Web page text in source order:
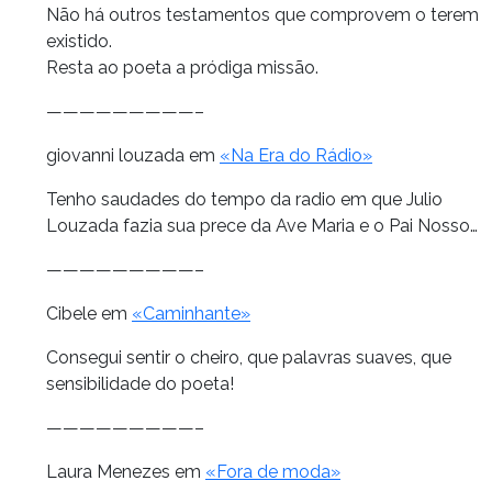
Não há outros testamentos que comprovem o terem
existido.
Resta ao poeta a pródiga missão.
—————————–
giovanni louzada em «Na Era do Rádio»
Tenho saudades do tempo da radio em que Julio
Louzada fazia sua prece da Ave Maria e o Pai Nosso…
—————————–
Cibele em «Caminhante»
Consegui sentir o cheiro, que palavras suaves, que
sensibilidade do poeta!
—————————–
Laura Menezes em «Fora de moda»